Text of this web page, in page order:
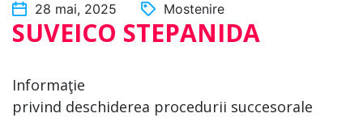
28 mai, 2025 Mostenire
SUVEICO STEPANIDA
Informaţie
privind deschiderea procedurii succesorale